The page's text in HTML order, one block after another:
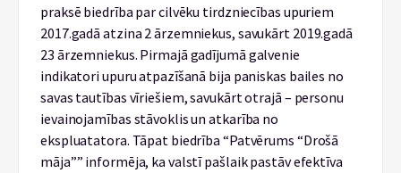
praksē biedrība par cilvēku tirdzniecības upuriem
2017.gadā atzina 2 ārzemniekus, savukārt 2019.gadā
23 ārzemniekus. Pirmajā gadījumā galvenie
indikatori upuru atpazīšanā bija paniskas bailes no
savas tautības vīriešiem, savukārt otrajā – personu
ievainojamības stāvoklis un atkarība no
ekspluatatora. Tāpat biedrība “Patvērums “Drošā
māja”” informēja, ka valstī pašlaik pastāv efektīva